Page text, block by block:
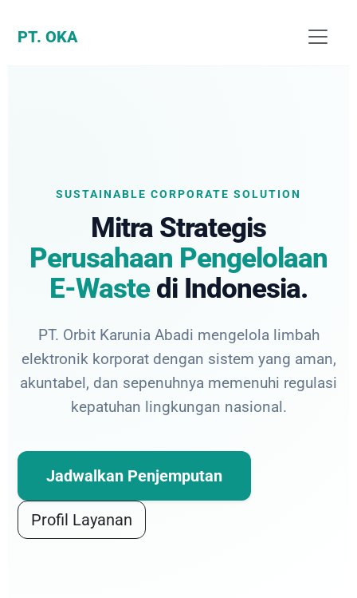
PT. OKA
SUSTAINABLE CORPORATE SOLUTION
Mitra Strategis
Perusahaan Pengelolaan
E-Wastedi Indonesia.
PT. Orbit Karunia Abadi mengelola limbah
elektronik korporat dengan sistem yang aman,
akuntabel, dan sepenuhnya memenuhi regulasi
kepatuhan lingkungan nasional.
Jadwalkan Penjemputan
Profil Layanan